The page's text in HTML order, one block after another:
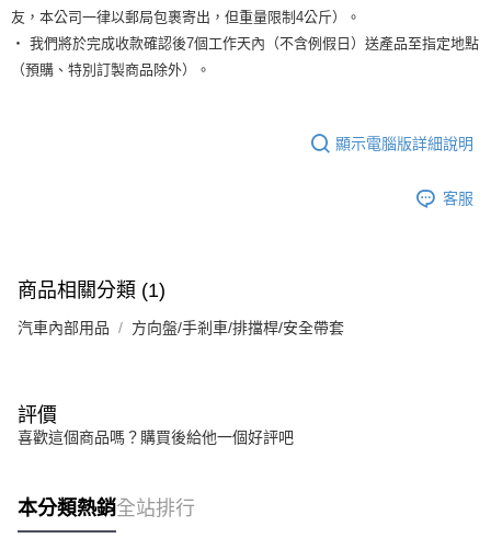
友，本公司一律以郵局包裹寄出，但重量限制4公斤）。
‧ 我們將於完成收款確認後7個工作天內（不含例假日）送產品至指定地點
（預購、特別訂製商品除外）。
顯示電腦版詳細說明
客服
商品相關分類 (1)
汽車內部用品 方向盤/手剎車/排擋桿/安全帶套
評價
喜歡這個商品嗎？購買後給他一個好評吧
本分類熱銷全站排行